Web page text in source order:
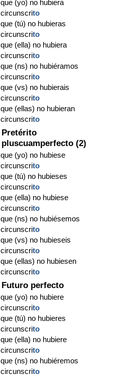
que (yo) no hubiera
circunscrito
que (tú) no hubieras
circunscrito
que (ella) no hubiera
circunscrito
que (ns) no hubiéramos
circunscrito
que (vs) no hubierais
circunscrito
que (ellas) no hubieran
circunscrito
Pretérito
pluscuamperfecto (2)
que (yo) no hubiese
circunscrito
que (tú) no hubieses
circunscrito
que (ella) no hubiese
circunscrito
que (ns) no hubiésemos
circunscrito
que (vs) no hubieseis
circunscrito
que (ellas) no hubiesen
circunscrito
Futuro perfecto
que (yo) no hubiere
circunscrito
que (tú) no hubieres
circunscrito
que (ella) no hubiere
circunscrito
que (ns) no hubiéremos
circunscrito